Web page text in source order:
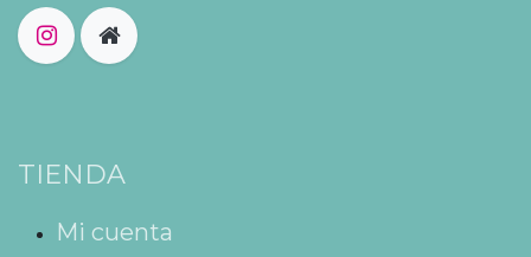
TIENDA
Mi cuenta